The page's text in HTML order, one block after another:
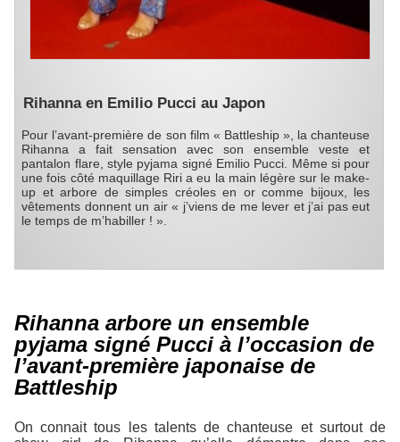
Rihanna en Emilio Pucci au Japon
Pour l’avant-première de son film « Battleship », la chanteuse
Rihanna a fait sensation avec son ensemble veste et
pantalon flare, style pyjama signé Emilio Pucci. Même si pour
une fois côté maquillage Riri a eu la main légère sur le make-
up et arbore de simples créoles en or comme bijoux, les
vêtements donnent un air « j’viens de me lever et j’ai pas eut
le temps de m’habiller ! ».
Rihanna arbore un ensemble
pyjama signé Pucci à l’occasion de
l’avant-première japonaise de
Battleship
On connait tous les talents de chanteuse et surtout de